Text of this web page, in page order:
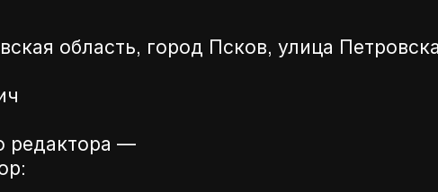
область, город Псков, улица
редактора —